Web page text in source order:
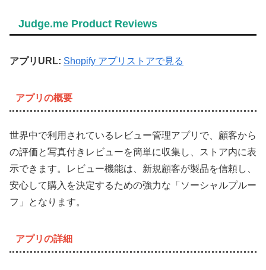
Judge.me Product Reviews
アプリURL: Shopify アプリストアで見る
アプリの概要
世界中で利用されているレビュー管理アプリで、顧客から
の評価と写真付きレビューを簡単に収集し、ストア内に表
示できます。レビュー機能は、新規顧客が製品を信頼し、
安心して購入を決定するための強力な「ソーシャルプルー
フ」となります。
アプリの詳細